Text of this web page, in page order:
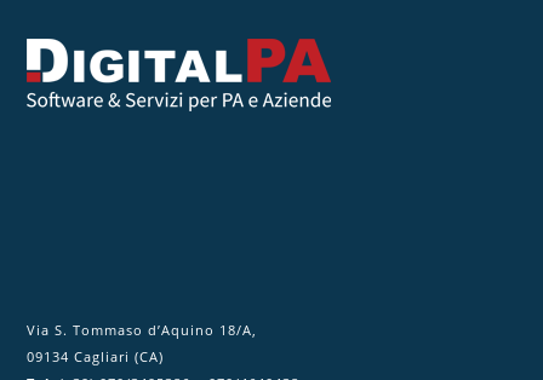
o
c
a
Via S. Tommaso d’Aquino 18/A,
09134 Cagliari (CA)